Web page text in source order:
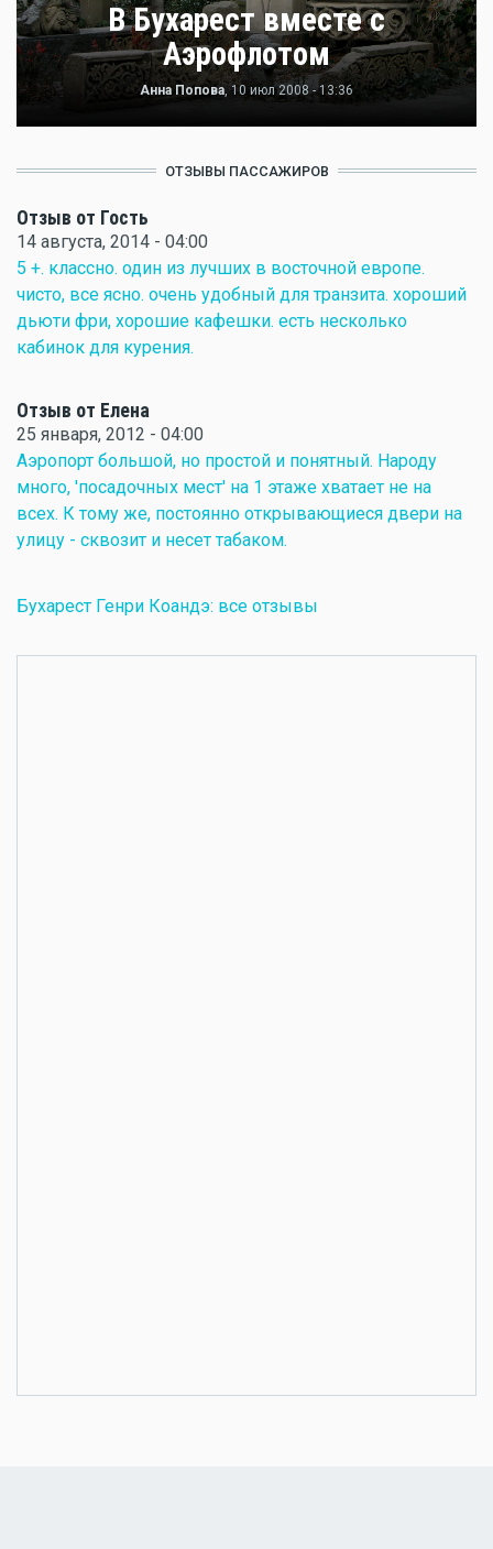
В Бухарест вместе с
Аэрофлотом
Анна Попова, 10 июл 2008 - 13:36
ОТЗЫВЫ ПАССАЖИРОВ
Отзыв от Гость
14 августа, 2014 - 04:00
5 +. классно. один из лучших в восточной европе.
чисто, все ясно. очень удобный для транзита. хороший
дьюти фри, хорошие кафешки. есть несколько
кабинок для курения.
Отзыв от Елена
25 января, 2012 - 04:00
Аэропорт большой, но простой и понятный. Народу
много, 'посадочных мест' на 1 этаже хватает не на
всех. К тому же, постоянно открывающиеся двери на
улицу - сквозит и несет табаком.
Бухарест Генри Коандэ: все отзывы